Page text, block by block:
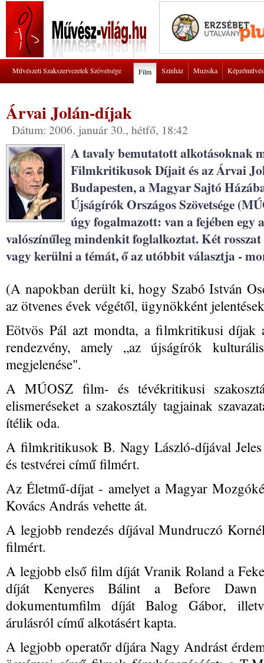
Művészeti Szakszervezetek Szövetsége Film Színház Muzsika
Árvai Jolán-díjak
Dátum: 2006. január 30., hétfő, 18:42
A tavaly bemutatott alkotásoknak
Filmkritikusok Díjait és az Árvai
Budapesten, a Magyar Sajtó
Újságírók Országos Szövetsége
úgy fogalmazott: van a fejében
valószínűleg mindenkit foglalkoztat. Két
vagy kerülni a témát, ő az utóbbit választja -
(A napokban derült ki, hogy Szabó István
az ötvenes évek végétől, ügynökként
Eötvös Pál azt mondta, a filmkritikusi díjak
rendezvény, amely „az újságírók
megjelenése".
A MÚOSZ film- és tévékritikusi
elismeréseket a szakosztály tagjainak
ítélik oda.
A filmkritikusok B. Nagy László-díjával
és testvérei című filmért.
Az Életmű-díjat - amelyet a Magyar
Kovács András vehette át.
A legjobb rendezés díjával Mundruczó
filmért.
A legjobb első film díját Vranik Roland a
díját Kenyeres Bálint a Before
dokumentumfilm díját Balog Gábor,
árulásról című alkotásért kapta.
A legjobb operatőr díjára Nagy Andrást